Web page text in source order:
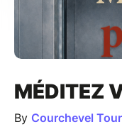
MÉDITEZ
By Courchevel